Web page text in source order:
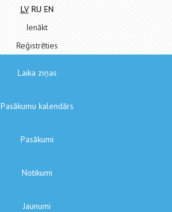
LV RU EN
Ienākt
Reģistrēties
Laika ziņas
Pasākumu kalendārs
Pasākumi
Notikumi
Jaunumi